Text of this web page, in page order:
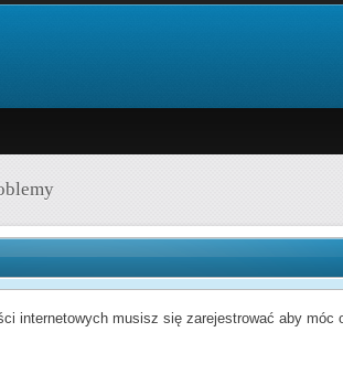
internetowych musisz się zarejestrować aby